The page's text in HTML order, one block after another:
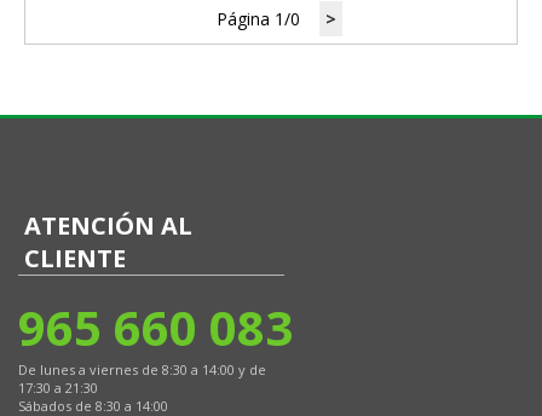
Página 1/0 >
ATENCIÓN AL
CLIENTE
965 660 083
De lunes a viernes de 8:30 a 14:00 y de
17:30 a 21:30
Sábados de 8:30 a 14:00